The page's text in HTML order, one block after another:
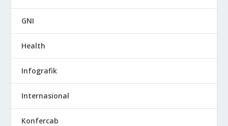
GNI
Health
Infografik
Internasional
Konfercab